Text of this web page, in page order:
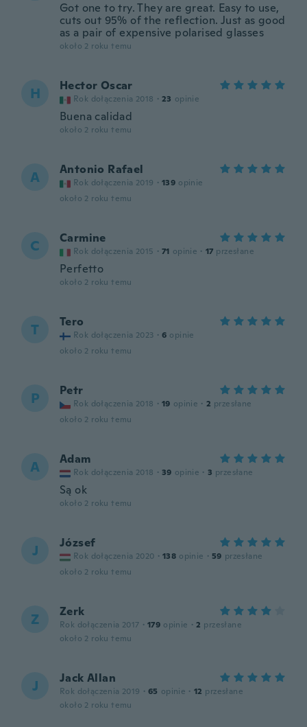
Got one to try. They are great. Easy to use,
cuts out 95% of the reflection. Just as good
as a pair of expensive polarised glasses
około 2 roku temu
H Hector Oscar
Rok dołączenia 2018 · 23 opinie
Buena calidad
około 2 roku temu
A Antonio Rafael
Rok dołączenia 2019 · 139 opinie
około 2 roku temu
C Carmine
Rok dołączenia 2015 · 71 opinie · 17 przesłane
Perfetto
około 2 roku temu
T Tero
Rok dołączenia 2023 · 6 opinie
około 2 roku temu
P Petr
Rok dołączenia 2018 · 19 opinie · 2 przesłane
około 2 roku temu
A Adam
Rok dołączenia 2018 · 39 opinie · 3 przesłane
Są ok
około 2 roku temu
J József
Rok dołączenia 2020 · 138 opinie · 59 przesłane
około 2 roku temu
Z Zerk
Rok dołączenia 2017 · 179 opinie · 2 przesłane
około 2 roku temu
J Jack Allan
Rok dołączenia 2019 · 65 opinie · 12 przesłane
około 2 roku temu